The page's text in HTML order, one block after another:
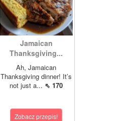
Jamaican
Thanksgiving...
Ah, Jamaican
Thanksgiving dinner! It’s
not just a... ⇖ 170
Zobacz przepis!